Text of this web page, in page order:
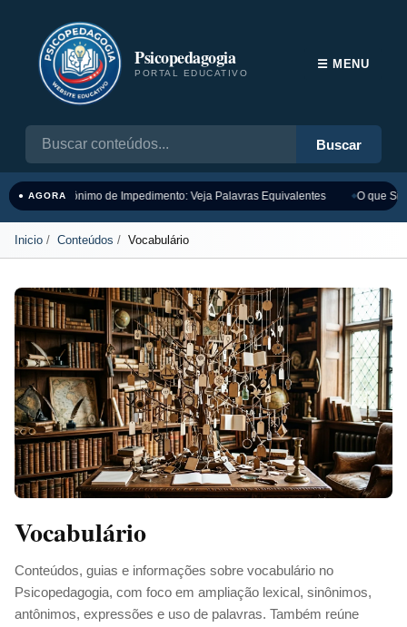
Psicopedagogia
PORTAL EDUCATIVO
Buscar
☰ MENU
● AGORASinônimo de Impedimento: Veja Palavras Equivalentes O que
Inicio Conteúdos Vocabulário
Vocabulário
Conteúdos, guias e informações sobre vocabulário no
Psicopedagogia, com foco em ampliação lexical, sinônimos,
antônimos, expressões e uso de palavras. Também reúne